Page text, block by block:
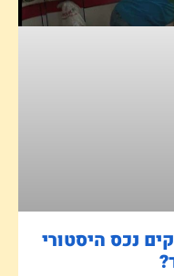
נכס היסטורי